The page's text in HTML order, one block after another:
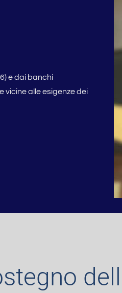
e dai banchi
vicine alle esigenze dei